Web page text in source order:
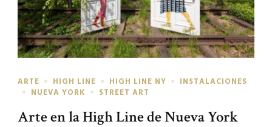
ARTE HIGH LINE HIGH LINE NY
INSTALACIONES
NUEVA YORK
STREET ART
Arte en la High Line de Nueva York